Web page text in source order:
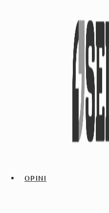
OPINI